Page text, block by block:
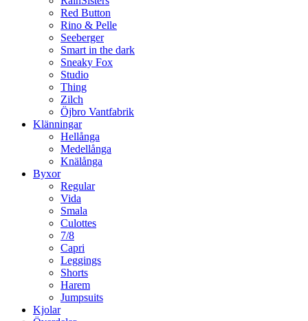
Red Button
Rino & Pelle
Seeberger
Smart in the dark
Sneaky Fox
Studio
Thing
Zilch
Öjbro Vantfabrik
Klänningar
Hellånga
Medellånga
Knälånga
Byxor
Regular
Vida
Smala
Culottes
7/8
Capri
Leggings
Shorts
Harem
Jumpsuits
Kjolar